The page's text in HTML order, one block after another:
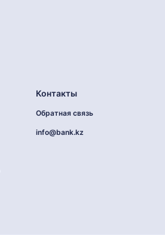
Контакты
Обратная связь
info@bank.kz